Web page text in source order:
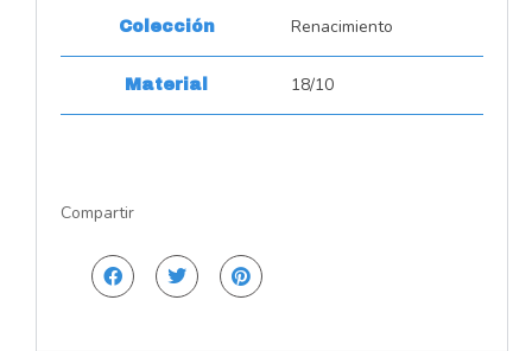
Colección Renacimiento
Material 18/10
Compartir